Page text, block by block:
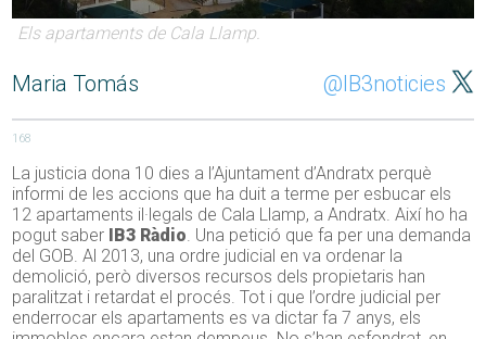
Els apartaments de Cala Llamp.
Maria Tomás @IB3noticies
168
La justicia dona 10 dies a l’Ajuntament d’Andratx perquè
informi de les accions que ha duit a terme per esbucar els
12 apartaments il·legals de Cala Llamp, a Andratx. Així ho ha
pogut saber IB3 Ràdio. Una petició que fa per una demanda
del GOB. Al 2013, una ordre judicial en va ordenar la
demolició, però diversos recursos dels propietaris han
paralitzat i retardat el procés. Tot i que l’ordre judicial per
enderrocar els apartaments es va dictar fa 7 anys, els